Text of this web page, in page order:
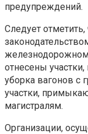
предупреждений.
Следует отметить,
железнодорожном
отнесены
уборка вагонов с
участки,
магистралям.
Организации,